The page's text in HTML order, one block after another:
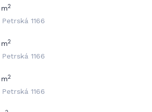
2
1166
2
1166
2
1166